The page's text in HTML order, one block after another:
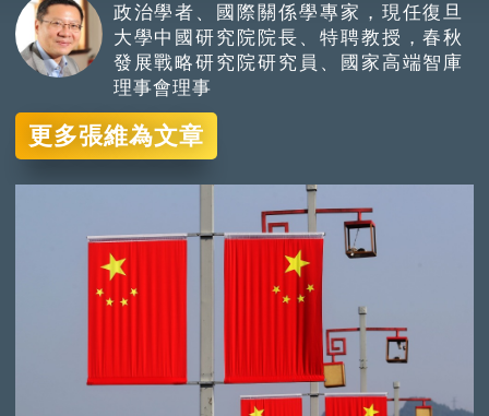
政治學者、國際關係學專家，現任復旦
大學中國研究院院長、特聘教授，春秋
發展戰略研究院研究員、國家高端智庫
理事會理事
更多張維為文章